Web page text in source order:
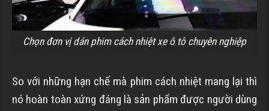
Chọn đơn vị dán phim cách nhiệt xe ô tô chuyên nghiệp
So với những hạn chế mà phim cách nhiệt mang lại thì
nó hoàn toàn xứng đáng là sản phẩm được người dùng